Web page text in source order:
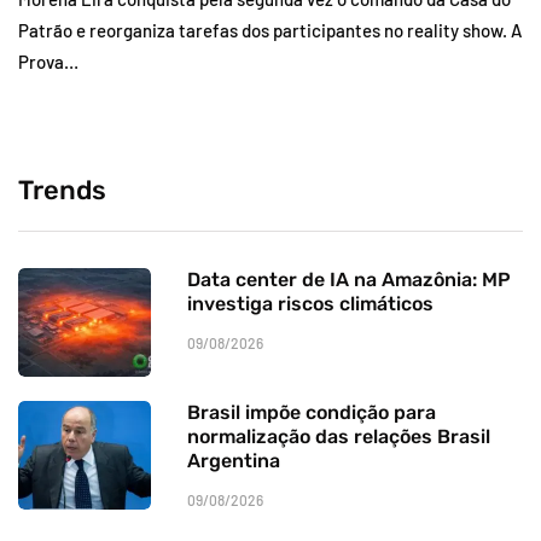
Patrão e reorganiza tarefas dos participantes no reality show. A
Prova…
Trends
Data center de IA na Amazônia: MP
investiga riscos climáticos
09/08/2026
Brasil impõe condição para
normalização das relações Brasil
Argentina
09/08/2026